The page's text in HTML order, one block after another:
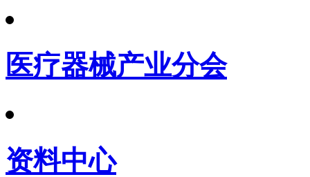
医疗器械产业分会
资料中心